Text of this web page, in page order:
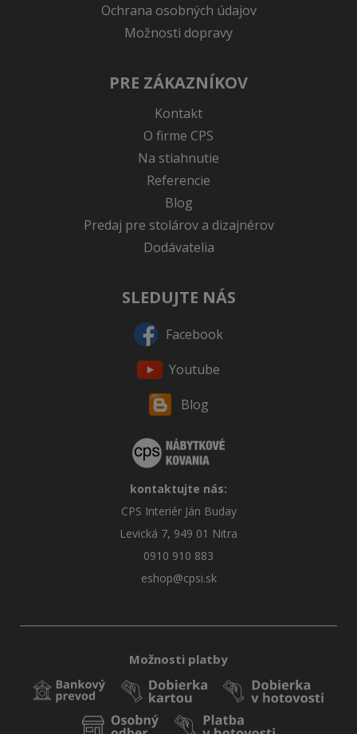
Ochrana osobných údajov
Možnosti dopravy
PRE ZÁKAZNÍKOV
Kontakt
O firme CPS
Na stiahnutie
Referencie
Blog
Predaj pre stolárov a dizajnérov
Dodávatelia
SLEDUJTE NÁS
Facebook
Youtube
Blog
kontaktujte nás:
CPS Interiér Ján Buday
Levická 7, 949 01 Nitra
0910 910 883
eshop@cpsi.sk
Možnosti platby